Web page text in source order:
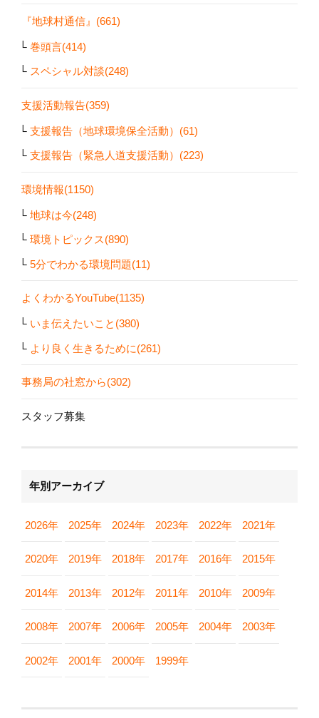
『地球村通信』(661)
巻頭言(414)
スペシャル対談(248)
支援活動報告(359)
支援報告（地球環境保全活動）(61)
支援報告（緊急人道支援活動）(223)
環境情報(1150)
地球は今(248)
環境トピックス(890)
5分でわかる環境問題(11)
よくわかるYouTube(1135)
いま伝えたいこと(380)
より良く生きるために(261)
事務局の社窓から(302)
スタッフ募集
年別アーカイブ
2026年 2025年 2024年 2023年 2022年 2021年
2020年 2019年 2018年 2017年 2016年 2015年
2014年 2013年 2012年 2011年 2010年 2009年
2008年 2007年 2006年 2005年 2004年 2003年
2002年 2001年 2000年 1999年